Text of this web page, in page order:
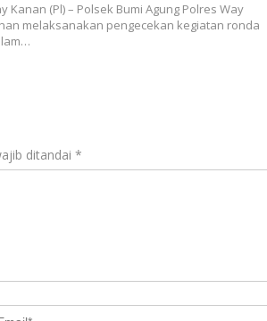
Kanan (Pl) – Polsek Bumi Agung Polres Way
melaksanakan pengecekan kegiatan ronda
ditandai *